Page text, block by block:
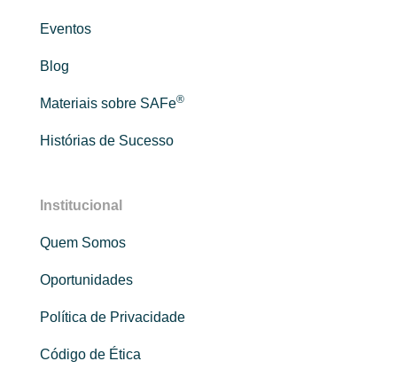
Eventos
Blog
Materiais sobre SAFe®
Histórias de Sucesso
Institucional
Quem Somos
Oportunidades
Política de Privacidade
Código de Ética